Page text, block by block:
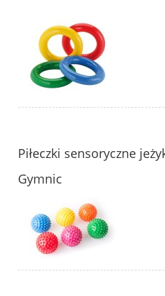
Piłeczki sensoryczne
Gymnic